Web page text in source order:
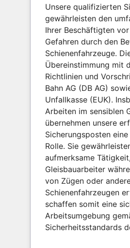
Unsere qualifizierten
gewährleisten den
Ihrer Beschäftigten
Gefahren durch den
Schienenfahrzeuge.
Übereinstimmung mit
Richtlinien und
Bahn AG (DB AG)
Unfallkasse (EUK).
Arbeiten im sensiblen
übernehmen unsere
Sicherungsposten
Rolle. Sie
aufmerksame
Gleisbauarbeiter
von Zügen oder
Schienenfahrzeugen
schaffen somit eine
Arbeitsumgebung
Sicherheitsstandards